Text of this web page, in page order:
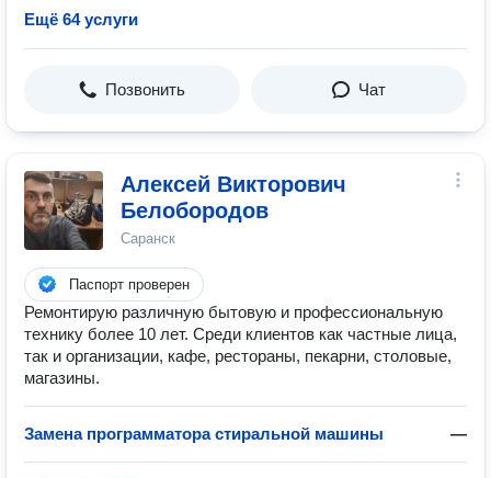
Ещё 64 услуги
Позвонить Чат
Алексей Викторович
Белобородов
Саранск
Паспорт проверен
Ремонтирую различную бытовую и профессиональную
технику более 10 лет. Среди клиентов как частные лица,
так и организации, кафе, рестораны, пекарни, столовые,
магазины.
Замена программатора стиральной машины —